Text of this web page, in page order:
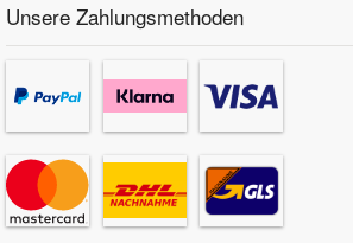
Unsere Zahlungsmethoden